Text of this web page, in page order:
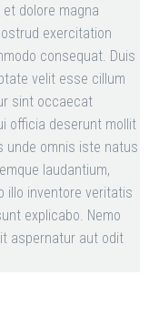
dolore magna
exercitation
consequat. Duis
velit esse cillum
sint occaecat
officia deserunt mollit
unde omnis iste natus
laudantium,
illo inventore veritatis
explicabo. Nemo
aspernatur aut odit